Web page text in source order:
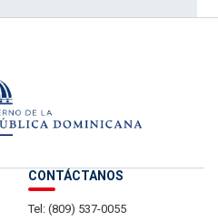
CONTÁCTANOS
Tel: (809) 537-0055